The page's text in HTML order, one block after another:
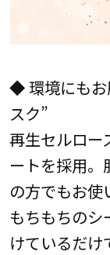
◆ 環境にもお
スク”
再生セルロー
ートを採用
の方でもお使
もちもちの
けているだ